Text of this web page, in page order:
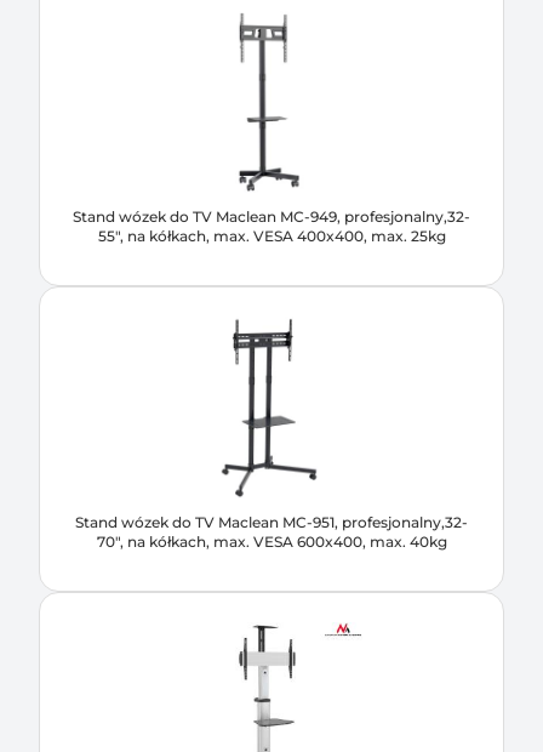
Stand wózek do TV Maclean MC-949, profesjonalny,32-
55", na kółkach, max. VESA 400x400, max. 25kg
Stand wózek do TV Maclean MC-951, profesjonalny,32-
70", na kółkach, max. VESA 600x400, max. 40kg